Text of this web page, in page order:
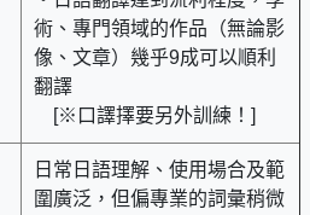
術、專門領域的作品（無論影
像、文章）幾乎9成可以順利
翻譯
[※口譯擇要另外訓練！]
日常日語理解、使用場合及範
圍廣泛，但偏專業的詞彙稍微